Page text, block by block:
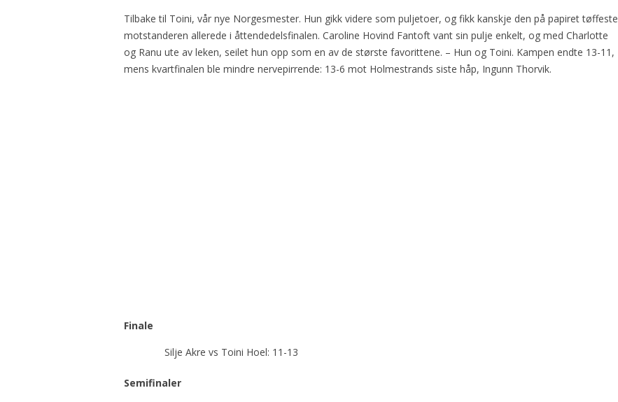
Tilbake til Toini, vår nye Norgesmester. Hun gikk videre som puljetoer, og fikk kanskje den på papiret tøffeste
motstanderen allerede i åttendedelsfinalen. Caroline Hovind Fantoft vant sin pulje enkelt, og med Charlotte
og Ranu ute av leken, seilet hun opp som en av de største favorittene. – Hun og Toini. Kampen endte 13-11,
mens kvartfinalen ble mindre nervepirrende: 13-6 mot Holmestrands siste håp, Ingunn Thorvik.
Finale
Silje Akre vs Toini Hoel: 11-13
Semifinaler